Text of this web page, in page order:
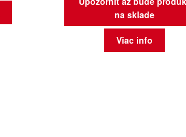
na sklade
Viac info